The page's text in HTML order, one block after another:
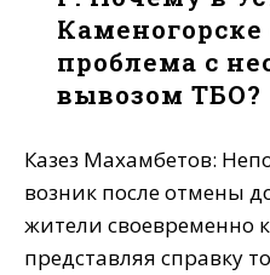
Каменогорске
проблема с
вывозом ТБО?
Казез Махамбетов:
возник после отмены
жители своевременно
представляя справку